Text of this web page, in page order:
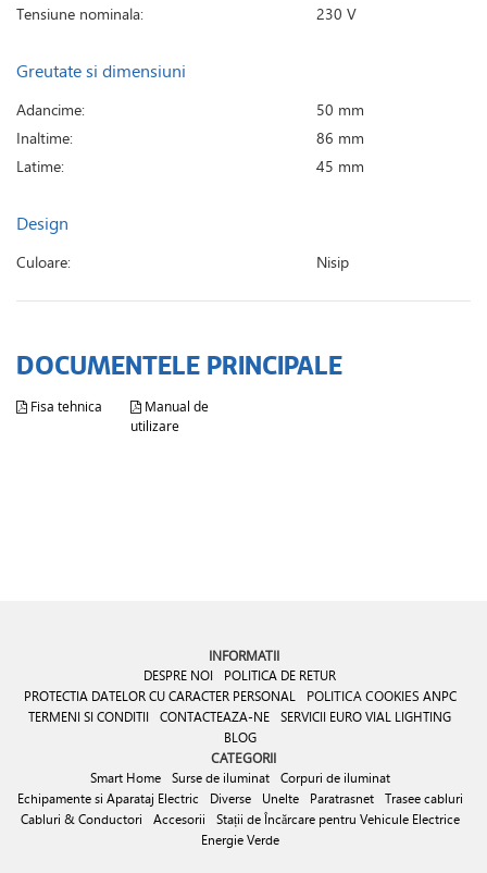
Tensiune nominala:
230 V
Greutate si dimensiuni
Adancime:
50 mm
Inaltime:
86 mm
Latime:
45 mm
Design
Culoare: Nisip
DOCUMENTELE PRINCIPALE
Fisa tehnica
Manual de
utilizare
INFORMATII
DESPRE NOI
POLITICA DE RETUR
PROTECTIA DATELOR CU CARACTER PERSONAL
POLITICA COOKIES ANPC
TERMENI SI CONDITII
CONTACTEAZA-NE SERVICII EURO VIAL LIGHTING
BLOG
CATEGORII
Smart Home Surse de iluminat
Corpuri de iluminat
Echipamente si Aparataj Electric
Diverse Unelte Paratrasnet
Trasee cabluri
Cabluri & Conductori
Accesorii
Stații de Încărcare pentru Vehicule Electrice
Energie Verde